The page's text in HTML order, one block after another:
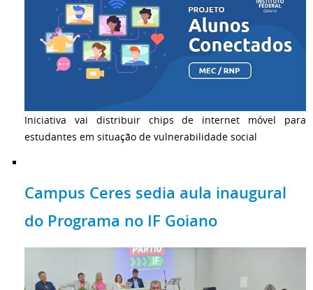
Iniciativa vai distribuir chips de internet móvel para
estudantes em situação de vulnerabilidade social
Campus Ceres sedia aula inaugural
do Programa no IF Goiano